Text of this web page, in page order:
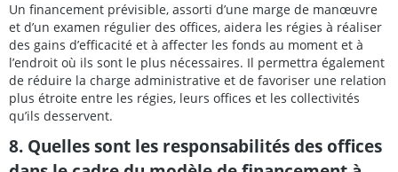
Un financement prévisible, assorti d’une marge de manœuvre
et d’un examen régulier des offices, aidera les régies à réaliser
des gains d’efficacité et à affecter les fonds au moment et à
l’endroit où ils sont le plus nécessaires. Il permettra également
de réduire la charge administrative et de favoriser une relation
plus étroite entre les régies, leurs offices et les collectivités
qu’ils desservent.
8. Quelles sont les responsabilités des offices